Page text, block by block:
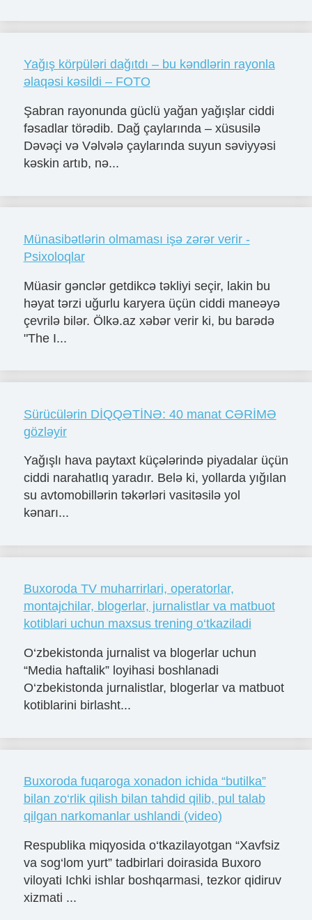
Yağış körpüləri dağıtdı – bu kəndlərin rayonla
əlaqəsi kəsildi – FOTO
Şabran rayonunda güclü yağan yağışlar ciddi
fəsadlar törədib. Dağ çaylarında – xüsusilə
Dəvəçi və Vəlvələ çaylarında suyun səviyyəsi
kəskin artıb, nə...
Münasibətlərin olmaması işə zərər verir -
Psixoloqlar
Müasir gənclər getdikcə təkliyi seçir, lakin bu
həyat tərzi uğurlu karyera üçün ciddi maneəyə
çevrilə bilər. Ölkə.az xəbər verir ki, bu barədə
"The I...
Sürücülərin DİQQƏTİNƏ: 40 manat CƏRİMƏ
gözləyir
Yağışlı hava paytaxt küçələrində piyadalar üçün
ciddi narahatlıq yaradır. Belə ki, yollarda yığılan
su avtomobillərin təkərləri vasitəsilə yol
kənarı...
Buxoroda TV muharrirlari, operatorlar,
montajchilar, blogerlar, jurnalistlar va matbuot
kotiblari uchun maxsus trening o‘tkaziladi
O‘zbekistonda jurnalist va blogerlar uchun
“Media haftalik” loyihasi boshlanadi
O‘zbekistonda jurnalistlar, blogerlar va matbuot
kotiblarini birlasht...
Buxoroda fuqaroga xonadon ichida “butilka”
bilan zo‘rlik qilish bilan tahdid qilib, pul talab
qilgan narkomanlar ushlandi (video)
Respublika miqyosida o‘tkazilayotgan “Xavfsiz
va sog‘lom yurt” tadbirlari doirasida Buxoro
viloyati Ichki ishlar boshqarmasi, tezkor qidiruv
xizmati ...